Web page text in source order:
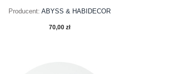
Producent: ABYSS & HABIDECOR
70,00 zł